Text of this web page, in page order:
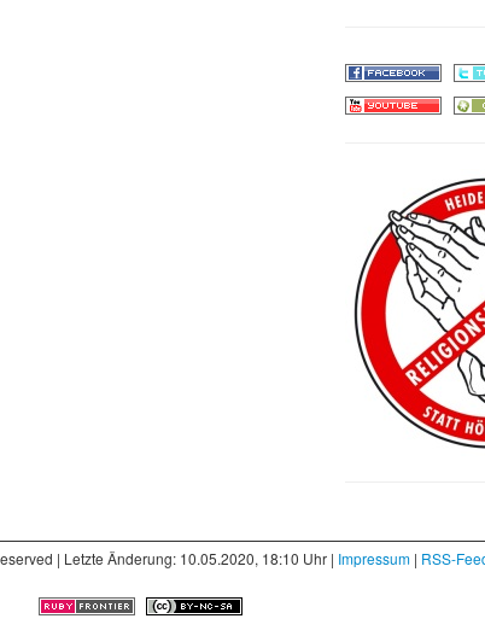
| Letzte Änderung: 10.05.2020, 18:10 Uhr | Impressum | RSS-